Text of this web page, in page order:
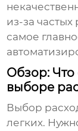
из-за
самое
Обзор: Что
выборе
Выбор
легких.